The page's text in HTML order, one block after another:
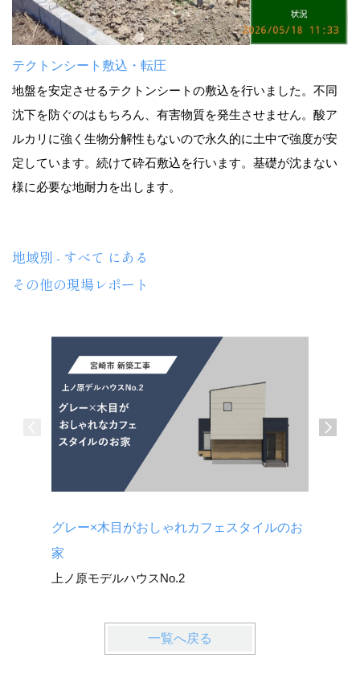
テクトンシート敷込・転圧
地盤を安定させるテクトンシートの敷込を行いました。不同
沈下を防ぐのはもちろん、有害物質を発生させません。酸ア
ルカリに強く生物分解性もないので永久的に土中で強度が安
定しています。続けて砕石敷込を行います。基礎が沈まない
様に必要な地耐力を出します。
地域別 - すべて にある
その他の現場レポート
グレー×木目がおしゃれカフェスタイルのお
家
上ノ原モデルハウスNo.2
一覧へ戻る